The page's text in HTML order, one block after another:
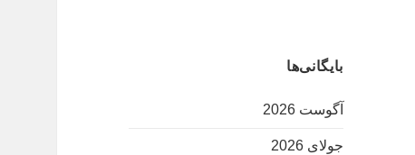
بایگانی‌ها
آگوست 2026
جولای 2026